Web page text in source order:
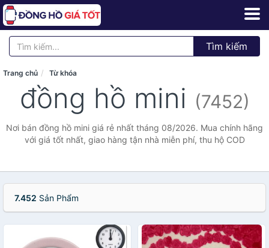
Tìm kiếm
Trang chủ Từ khóa
đồng hồ mini (7452)
Nơi bán đồng hồ mini giá rẻ nhất tháng 08/2026. Mua chính hãng
với giá tốt nhất, giao hàng tận nhà miễn phí, thu hộ COD
7.452 Sản Phẩm